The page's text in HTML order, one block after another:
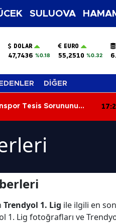
SULUOVA
DOLAR
47,7436 %0.18
EURO
55,2510 %0.32
DİĞER
Tesis Sorununu
Trendyol 1. Lig ile ilgili en
1. Lig fotoğrafları ve